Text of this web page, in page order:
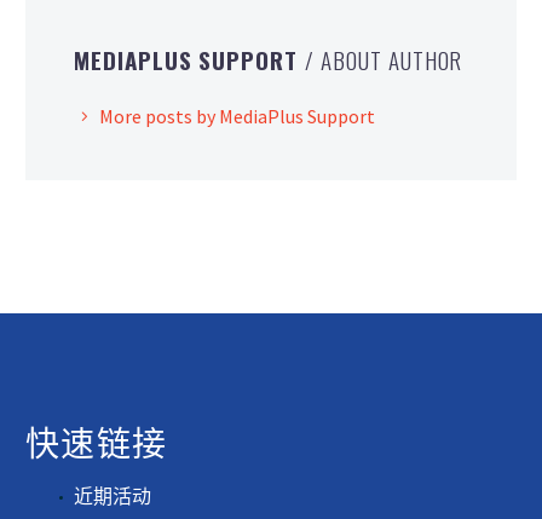
MEDIAPLUS SUPPORT / ABOUT AUTHOR
More posts by MediaPlus Support
快速链接
近期活动